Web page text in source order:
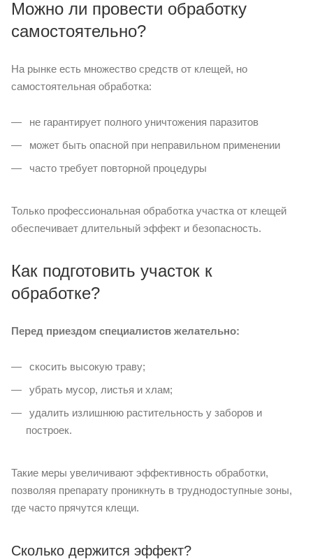
Можно ли провести обработку
самостоятельно?
На рынке есть множество средств от клещей, но
самостоятельная обработка:
не гарантирует полного уничтожения паразитов
может быть опасной при неправильном применении
часто требует повторной процедуры
Только профессиональная обработка участка от клещей
обеспечивает длительный эффект и безопасность.
Как подготовить участок к
обработке?
Перед приездом специалистов желательно:
скосить высокую траву;
убрать мусор, листья и хлам;
удалить излишнюю растительность у заборов и
построек.
Такие меры увеличивают эффективность обработки,
позволяя препарату проникнуть в труднодоступные зоны,
где часто прячутся клещи.
Сколько держится эффект?